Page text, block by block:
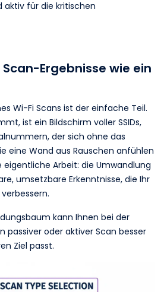
aktiv für die kritischen
Ergebnisse wie ein
Wi-Fi Scans ist der einfache Teil.
ist ein Bildschirm voller SSIDs,
der sich ohne das
eine Wand aus Rauschen anfühlen
eigentliche Arbeit: die Umwandlung
umsetzbare Erkenntnisse, die Ihr
kann Ihnen bei der
passiver oder aktiver Scan besser
Ziel passt.